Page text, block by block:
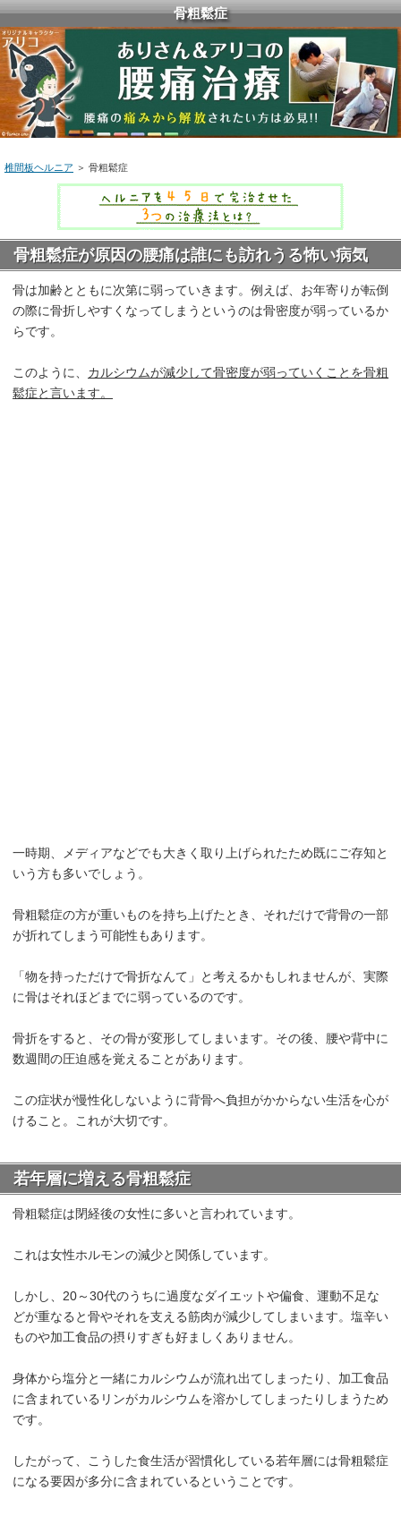
骨粗鬆症
椎間板ヘルニア ＞ 骨粗鬆症
骨粗鬆症が原因の腰痛は誰にも訪れうる怖い病気
骨は加齢とともに次第に弱っていきます。例えば、お年寄りが転倒
の際に骨折しやすくなってしまうというのは骨密度が弱っているか
らです。
このように、 カルシウムが減少して骨密度が弱っていくことを骨粗
鬆症と言います。
一時期、メディアなどでも大きく取り上げられたため既にご存知と
いう方も多いでしょう。
骨粗鬆症の方が重いものを持ち上げたとき、それだけで背骨の一部
が折れてしまう可能性もあります。
「物を持っただけで骨折なんて」と考えるかもしれませんが、実際
に骨はそれほどまでに弱っているのです。
骨折をすると、その骨が変形してしまいます。その後、腰や背中に
数週間の圧迫感を覚えることがあります。
この症状が慢性化しないように背骨へ負担がかからない生活を心が
けること。これが大切です。
若年層に増える骨粗鬆症
骨粗鬆症は閉経後の女性に多いと言われています。
これは女性ホルモンの減少と関係しています。
しかし、20～30代のうちに過度なダイエットや偏食、運動不足な
どが重なると骨やそれを支える筋肉が減少してしまいます。塩辛い
ものや加工食品の摂りすぎも好ましくありません。
身体から塩分と一緒にカルシウムが流れ出てしまったり、加工食品
に含まれているリンがカルシウムを溶かしてしまったりしまうため
です。
したがって、こうした食生活が習慣化している若年層には骨粗鬆症
になる要因が多分に含まれているということです。